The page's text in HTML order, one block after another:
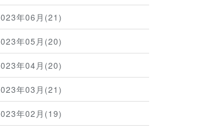
年06月(21)
年05月(20)
年04月(20)
年03月(21)
年02月(19)